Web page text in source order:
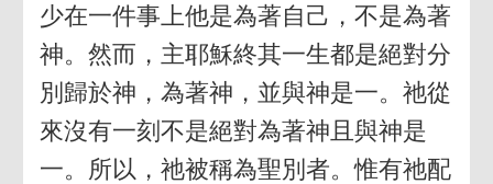
少在一件事上他是為著自己，不是為著
神。然而，主耶穌終其一生都是絕對分
別歸於神，為著神，並與神是一。祂從
來沒有一刻不是絕對為著神且與神是
一。所以，祂被稱為聖別者。惟有祂配